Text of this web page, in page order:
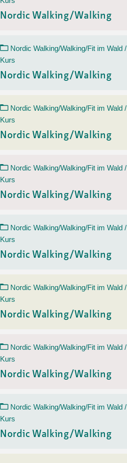
Nordic Walking/Walking
Nordic Walking/Walking/Fit im Wald /
Kurs
Nordic Walking/Walking
Nordic Walking/Walking/Fit im Wald /
Kurs
Nordic Walking/Walking
Nordic Walking/Walking/Fit im Wald /
Kurs
Nordic Walking/Walking
Nordic Walking/Walking/Fit im Wald /
Kurs
Nordic Walking/Walking
Nordic Walking/Walking/Fit im Wald /
Kurs
Nordic Walking/Walking
Nordic Walking/Walking/Fit im Wald /
Kurs
Nordic Walking/Walking
Nordic Walking/Walking/Fit im Wald /
Kurs
Nordic Walking/Walking